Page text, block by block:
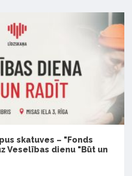
skatuves – "Fonds
Veselības dienu "Būt un